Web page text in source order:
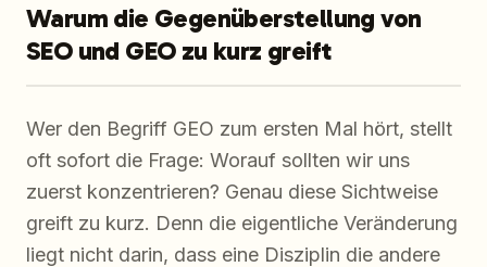
Warum die Gegenüberstellung von
SEO und GEO zu kurz greift
Wer den Begriff GEO zum ersten Mal hört, stellt
oft sofort die Frage: Worauf sollten wir uns
zuerst konzentrieren? Genau diese Sichtweise
greift zu kurz. Denn die eigentliche Veränderung
liegt nicht darin, dass eine Disziplin die andere